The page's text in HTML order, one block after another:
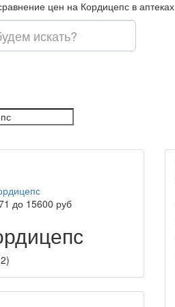
цен на Кордицепс в аптеках
до 15600 руб
2)